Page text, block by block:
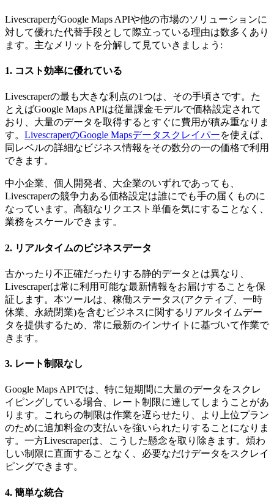
LivescraperがGoogle Maps APIや他の市場のソリューションに
対して優れた代替手段として際立っている理由は数多くあり
ます。主なメリットを分解して見ていきましょう:
1. コスト効率に優れている
Livescraperの最も大きな利点の1つは、その手頃さです。た
とえばGoogle Maps APIは従量課金モデルで価格設定されて
おり、大量のデータを取得するとすぐに費用が積み重なりま
す。 LivescraperのGoogle Mapsデータスクレイパーを使えば、
同レベルの詳細なビジネス情報をその数分の一の価格で利用
できます。
中小企業、個人開発者、大企業のいずれであっても、
Livescraperの競争力ある価格設定は誰にでも手の届くものに
なっています。高額なリクエスト単価を気にすることなく、
業務をスケールできます。
2. リアルタイムのビジネスデータ
古かったり不正確だったりする静的データとは異なり、
Livescraperは常に利用可能な最新情報をお届けすることを保
証します。本ツールは、稼働ステータス(アクティブ、一時
休業、永続閉業)を含むビジネスに関するリアルタイムデー
タを提供するため、常に最新のインサイトに基づいて作業で
きます。
3. レート制限なし
Google Maps APIでは、特に短期間に大量のデータをスクレ
イピングしている場合、レート制限に達してしまうことがあ
ります。これらの制限は作業を遅らせたり、より上位プラン
のために追加料金の支払いを強いられたりすることになりま
す。一方Livescraperは、こうした懸念を取り除きます。煩わ
しい制限に直面することなく、必要なだけデータをスクレイ
ピングできます。
4. 簡単な統合